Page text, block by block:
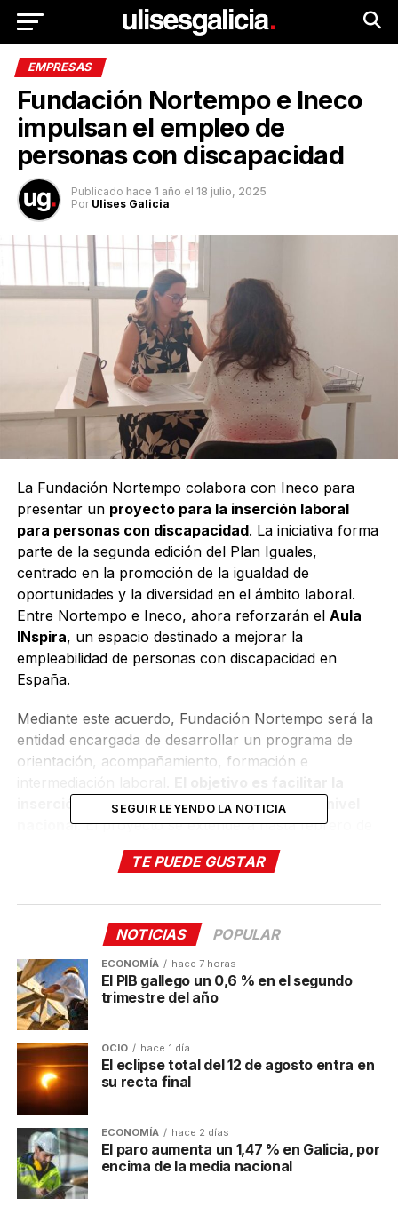
EMPRESAS
Fundación Nortempo e Ineco
impulsan el empleo de
personas con discapacidad
Publicado hace 1 año el 18 julio, 2025
Por Ulises Galicia
La Fundación Nortempo colabora con Ineco para
presentar un proyecto para la inserción laboral
para personas con discapacidad. La iniciativa forma
parte de la segunda edición del Plan Iguales,
centrado en la promoción de la igualdad de
oportunidades y la diversidad en el ámbito laboral.
Entre Nortempo e Ineco, ahora reforzarán el Aula
INspira, un espacio destinado a mejorar la
empleabilidad de personas con discapacidad en
España.
Mediante este acuerdo, Fundación Nortempo será la
entidad encargada de desarrollar un programa de
orientación, acompañamiento, formación e
inserción profesional de 30 participantes a nivel
nacional. El proyecto se extenderá hasta febrero de
2026 e incluirá tanto sesiones presenciales como
online, adaptadas a las necesidades de cada usuario.
bolsa de empleo que les dará acceso preferente a
las ofertas laborales de Ineco.
Desde la Fundación Nortempo celebran este acuerdo
como un paso importante en la inclusión laboral en
España. En especial, consideran que la iniciativa con
Ineco, empresa pública del Ministerio de Transportes
y Movilidad Sostenible, aporta soluciones concretas y
tangibles para el mercado laboral. De esta forma,
ambas entidades procuran
pertenecientes a un colectivo vulnerable para
darles oportunidades de trabajo reales
Post Views:
SEGUIR LEYENDO LA NOTICIA
TE PUEDE GUSTAR
NOTICIAS POPULAR
ECONOMÍA hace 7 horas
El PIB gallego un 0,6 % en el segundo
trimestre del año
OCIO hace 1 día
El eclipse total del 12 de agosto entra en
su recta final
ECONOMÍA hace 2 días
El paro aumenta un 1,47 % en Galicia, por
encima de la media nacional